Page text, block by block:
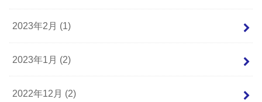
2023年2月 (1)
2023年1月 (2)
2022年12月 (2)